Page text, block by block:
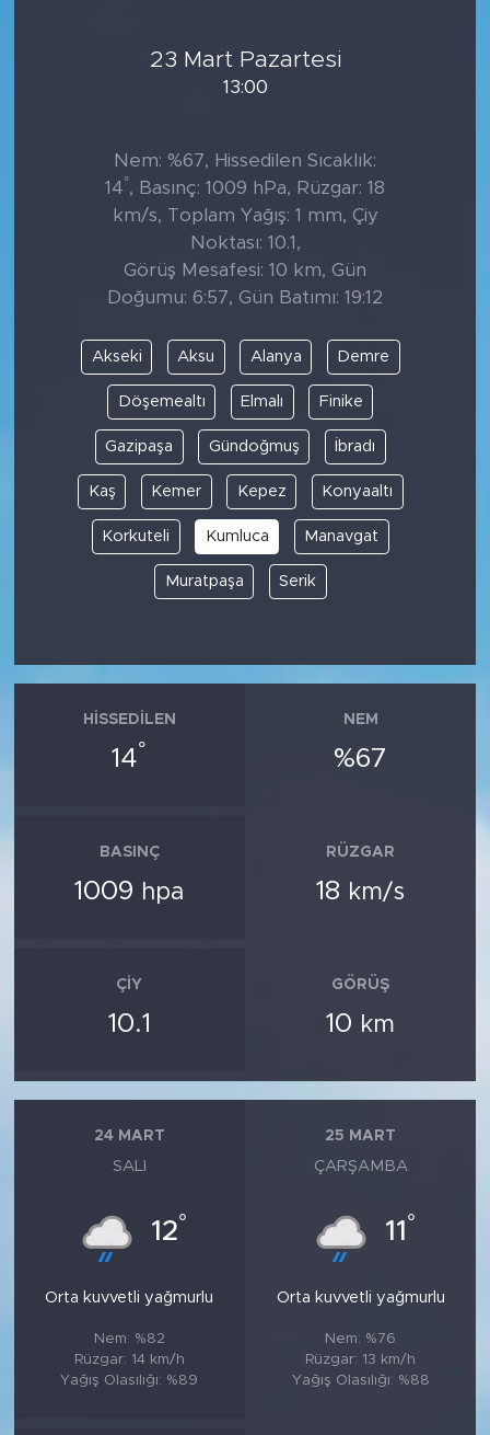
23 Mart Pazartesi
13:00
Nem: %67, Hissedilen Sıcaklık:
14°, Basınç: 1009 hPa, Rüzgar: 18
km/s, Toplam Yağış: 1 mm, Çiy
Noktası: 10.1,
Görüş Mesafesi: 10 km, Gün
Doğumu: 6:57, Gün Batımı: 19:12
Akseki Aksu Alanya Demre
Döşemealtı Elmalı Finike
Gazipaşa Gündoğmuş İbradı
Kaş Kemer Kepez Konyaaltı
Korkuteli Kumluca Manavgat
Muratpaşa Serik
HISSEDILEN
14°
NEM
%67
BASINÇ
1009 hpa
RÜZGAR
18 km/s
ÇIY
10.1
GÖRÜŞ
10 km
24 MART
SALI
12°
Orta kuvvetli yağmurlu
Nem: %82
Rüzgar: 14 km/h
Yağış Olasılığı: %89
25 MART
ÇARŞAMBA
11 °
Orta kuvvetli yağmurlu
Nem: %76
Rüzgar: 13 km/h
Yağış Olasılığı: %88